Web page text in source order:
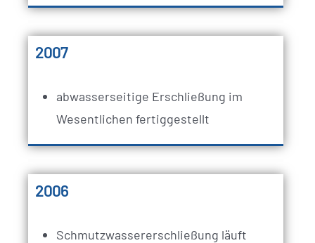
2007
abwasserseitige Erschließung im
Wesentlichen fertiggestellt
2006
Schmutzwassererschließung läuft